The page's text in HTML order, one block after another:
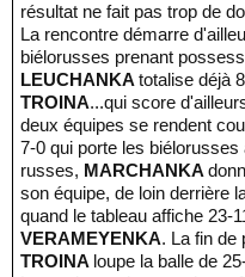
résultat ne fait pas trop de
La rencontre démarre
biélorusses prenant
LEUCHANKA totalise déjà
TROINA...qui score
deux équipes se rendent
7-0 qui porte les
russes, MARCHANKA
son équipe, de loin derrière
quand le tableau affiche 23-
VERAMEYENKA. La fin de
TROINA loupe la balle de